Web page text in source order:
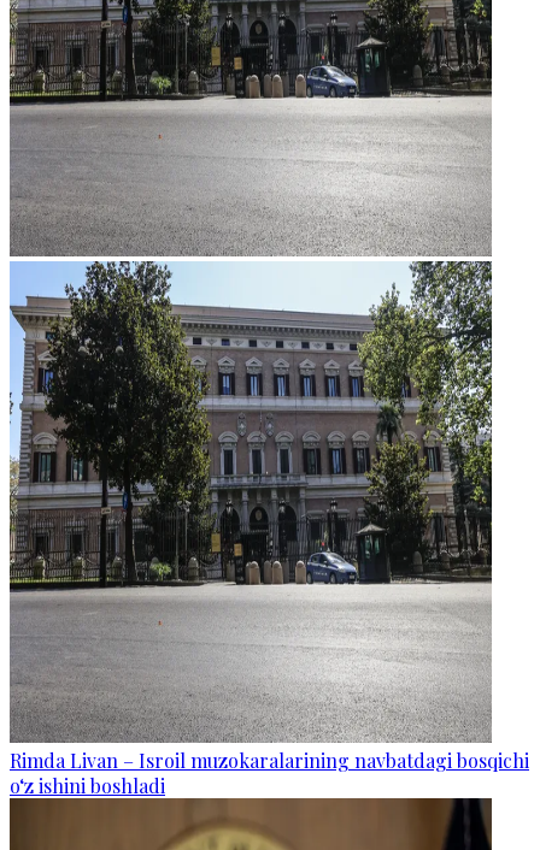
Rimda Livan – Isroil muzokaralarining navbatdagi bosqichi
o‘z ishini boshladi